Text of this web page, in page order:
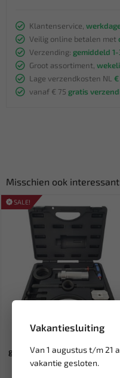
Vakantiesluiting
Van 1 augustus t/m 21
vakantie gesloten.
Klantenservice,
Veilig online betalen met
Verzending: gemiddeld
Groot assortiment,
Lage verzendkosten NL €
vanaf € 75 gratis
Misschien ook
SALE!
gereedschap voor